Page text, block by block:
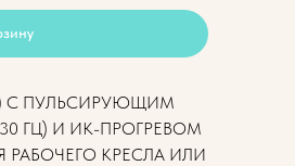
С ПУЛЬСИРУЮЩИМ
ГЦ) И ИК-ПРОГРЕВОМ
РАБОЧЕГО КРЕСЛА ИЛИ